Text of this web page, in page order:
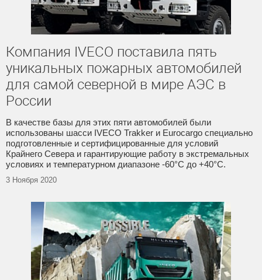
Компания IVECO поставила пять
уникальных пожарных автомобилей
для самой северной в мире АЭС в
России
В качестве базы для этих пяти автомобилей были
использованы шасси IVECO Trakker и Eurocargo специально
подготовленные и сертифицированные для условий
Крайнего Севера и гарантирующие работу в экстремальных
условиях и температурном диапазоне -60°C до +40°C.
3 Ноября 2020